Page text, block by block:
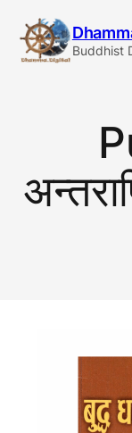
content
Buddhist